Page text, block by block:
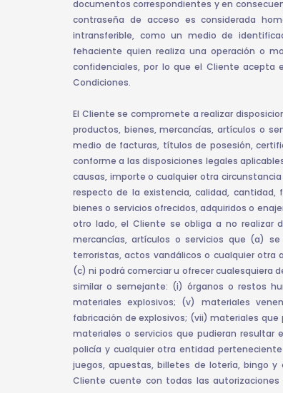
documentos correspondientes y en
contraseña de acceso es considerada
intransferible, como un medio de
fehaciente quien realiza una operación o
confidenciales, por lo que el Cliente acepta
Condiciones.
El Cliente se compromete a realizar
productos, bienes, mercancías, artículos o
medio de facturas, títulos de posesión,
conforme a las disposiciones legales
causas, importe o cualquier otra
respecto de la existencia, calidad,
bienes o servicios ofrecidos, adquiridos o
otro lado, el Cliente se obliga a no realizar
mercancías, artículos o servicios que (a)
terroristas, actos vandálicos o cualquier
(c) ni podrá comerciar u ofrecer cualesquiera
similar o semejante: (i) órganos o restos
materiales explosivos; (v) materiales
fabricación de explosivos; (vii) materiales
materiales o servicios que pudieran resultar
policía y cualquier otra entidad
juegos, apuestas, billetes de lotería, bingo
Cliente cuente con todas las